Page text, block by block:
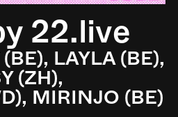
22.live
LAYLA (BE),
(ZH),
MIRINJO (BE)